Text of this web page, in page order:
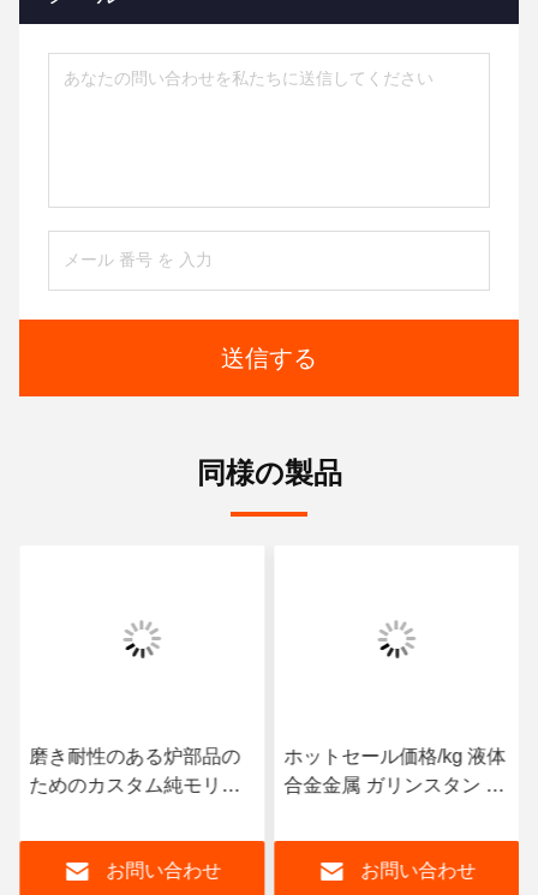
送信する
同様の製品
磨き耐性のある炉部品の
ためのカスタム純モリブ
特殊形状の部品
お問い合わせ
ホットセール価格/kg 液体
合金金属 ガリンスタン イ
ディアムバーインゴット
お問い合わせ